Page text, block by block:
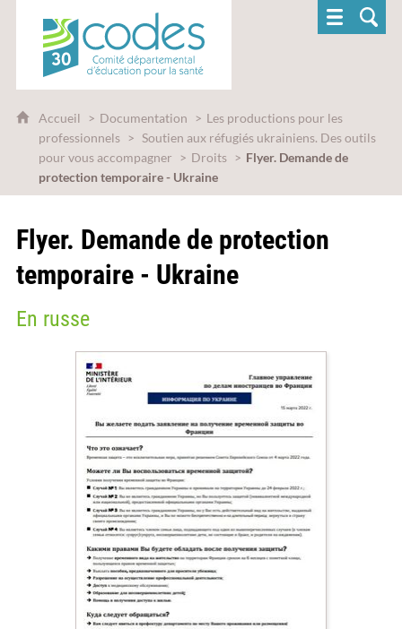
CoDES 30 - Comité départemental
Accueil Documentation
Les productions pour les
professionnels
Soutien aux réfugiés ukrainiens. Des outils
pour vous accompagner
Droits
Flyer. Demande de
protection temporaire - Ukraine
Flyer. Demande de protection
temporaire - Ukraine
En russe